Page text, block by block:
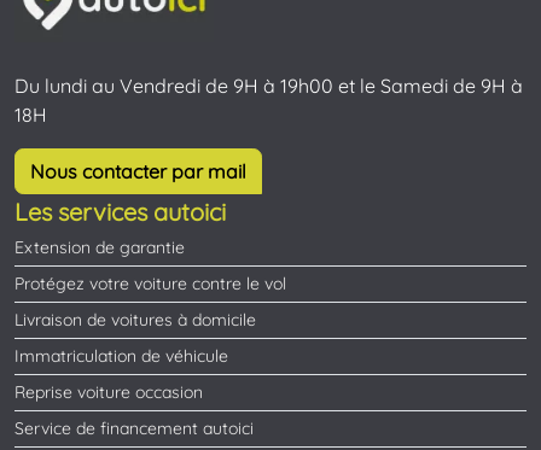
Du lundi au Vendredi de 9H à 19h00 et le Samedi de 9H à
18H
Nous contacter par mail
Les services autoici
Extension de garantie
Protégez votre voiture contre le vol
Livraison de voitures à domicile
Immatriculation de véhicule
Reprise voiture occasion
Service de financement autoici